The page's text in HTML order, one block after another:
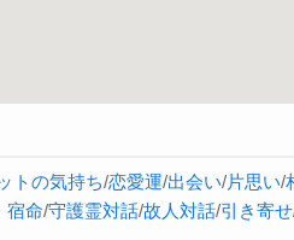
トの気持ち/恋愛運/出会い/片思い/
宿命/守護霊対話/故人対話/引き寄せ